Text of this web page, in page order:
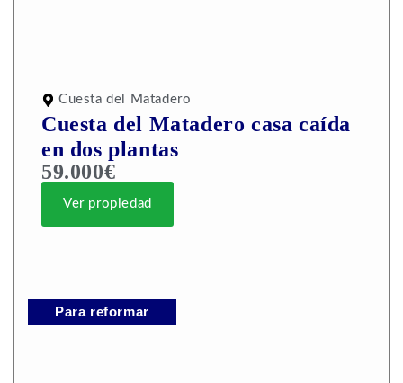
Cuesta del Matadero
Cuesta del Matadero casa caída
en dos plantas
59.000€
Ver propiedad
Para reformar